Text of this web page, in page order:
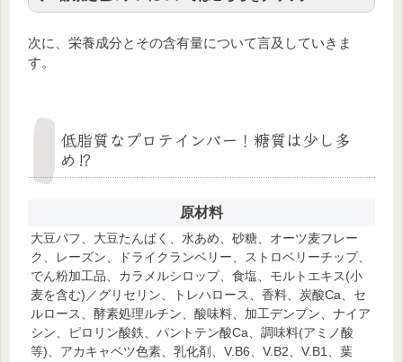
～酵素処理ルチンとは？～
次に、栄養成分とその含有量について言及していきま
す。
低脂質なプロテインバー！糖質は少し多
め⁉
原材料
大豆パフ、大豆たんぱく、水あめ、砂糖、オーツ麦フレー
ク、レーズン、ドライクランベリー、ストロベリーチップ、
でん粉加工品、カラメルシロップ、食塩、モルトエキス(小
麦を含む)／グリセリン、トレハロース、香料、炭酸Ca、セ
ルロース、酵素処理ルチン、酸味料、加工デンプン、ナイア
シン、ピロリン酸鉄、パントテン酸Ca、調味料(アミノ酸
等)、アカキャベツ色素、乳化剤、V.B6、V.B2、V.B1、葉